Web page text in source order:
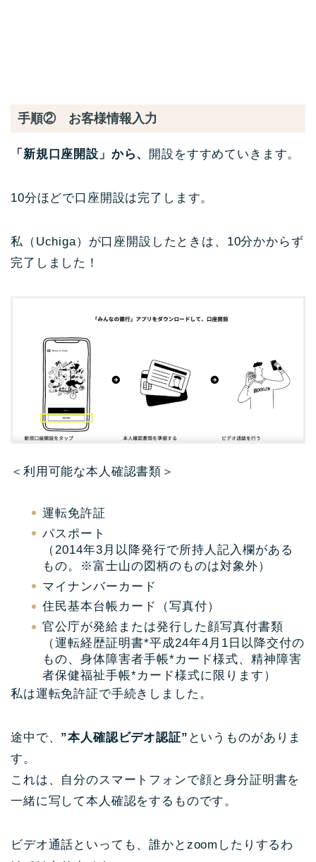
手順② お客様情報入力
「新規口座開設」から、 開設をすすめていきます。
10分ほどで口座開設は完了します。
私（Uchiga）が口座開設したときは、10分かからず
完了しました！
＜利用可能な本人確認書類＞
運転免許証
パスポート
（2014年3月以降発行で所持人記入欄がある
もの。※富士山の図柄のものは対象外）
マイナンバーカード
住民基本台帳カード（写真付）
官公庁が発給または発行した顔写真付書類
（運転経歴証明書*平成24年4月1日以降交付の
もの、身体障害者手帳*カード様式、精神障害
者保健福祉手帳*カード様式に限ります）
私は運転免許証で手続きしました。
途中で、 ”本人確認ビデオ認証” というものがありま
す。
これは、自分のスマートフォンで顔と身分証明書を
一緒に写して本人確認をするものです。
ビデオ通話といっても、誰かとzoomしたりするわ